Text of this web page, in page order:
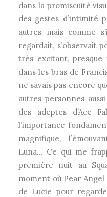
dans la promiscuité
des gestes d’intimité
autres mais comme
regardait, s’observait
très excitant,
dans les bras de
ne savais pas encore
autres personnes
des adeptes d’Ace
l’importance
magnifique,
Luna… Ce qui me
première nuit au
moment où Pear Angel
de Lucie pour